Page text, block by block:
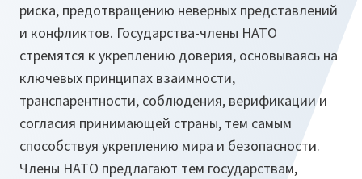
риска, предотвращению неверных представлений
и конфликтов. Государства-члены НАТО
стремятся к укреплению доверия, основываясь на
ключевых принципах взаимности,
транспарентности, соблюдения, верификации и
согласия принимающей страны, тем самым
способствуя укреплению мира и безопасности.
Члены НАТО предлагают тем государствам,